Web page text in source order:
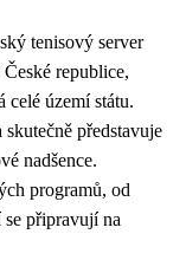
tenisový server
republice,
území státu.
představuje
nadšence.
programů, od
se připravují na